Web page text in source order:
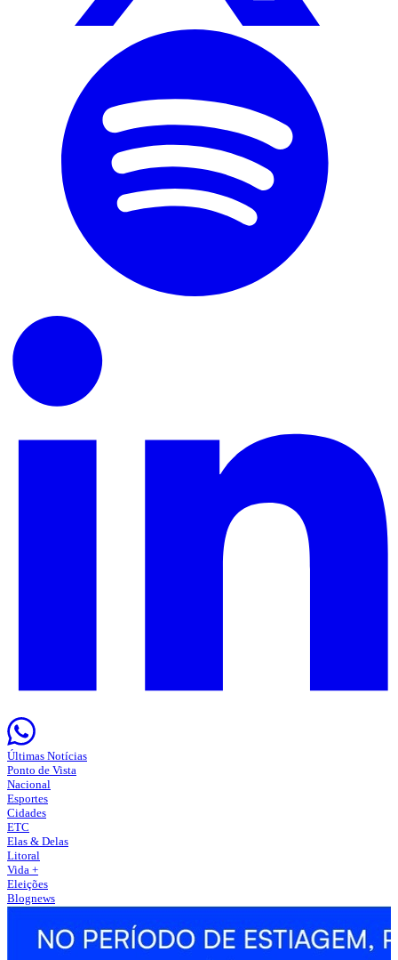
Últimas Notícias
Ponto de Vista
Nacional
Esportes
Cidades
ETC
Elas & Delas
Litoral
Vida +
Eleições
Blognews